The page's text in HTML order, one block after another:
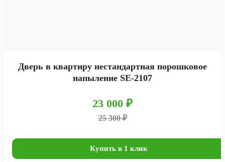
Дверь в квартиру нестандартная порошковое
напыление SE-2107
23 000 ₽
25 300 ₽
Купить в 1 клик